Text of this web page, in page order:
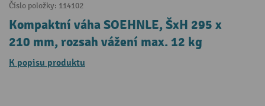
Číslo položky: 114102
Kompaktní váha SOEHNLE, ŠxH 295 x
210 mm, rozsah vážení max. 12 kg
K popisu produktu